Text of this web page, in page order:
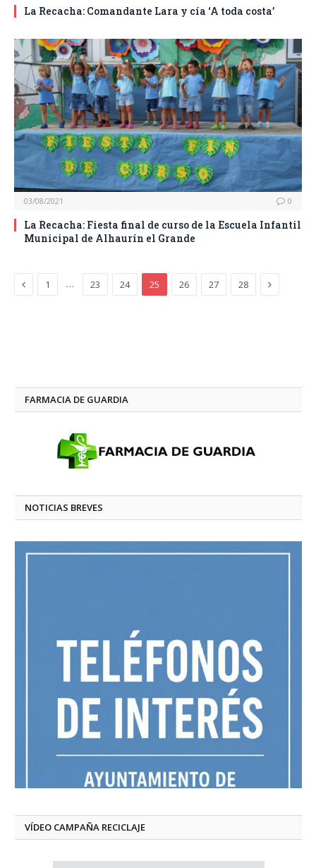
La Recacha: Comandante Lara y cía ‘A toda costa’
03/08/2021 0
La Recacha: Fiesta final de curso de la Escuela Infantil
Municipal de Alhaurín el Grande
Previous
1 … 23 24 25 26 27 28 Next
FARMACIA DE GUARDIA
NOTICIAS BREVES
VÍDEO CAMPAÑA RECICLAJE